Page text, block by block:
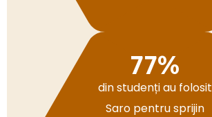
77%
din studenți au folosit
Saro pentru sprijin